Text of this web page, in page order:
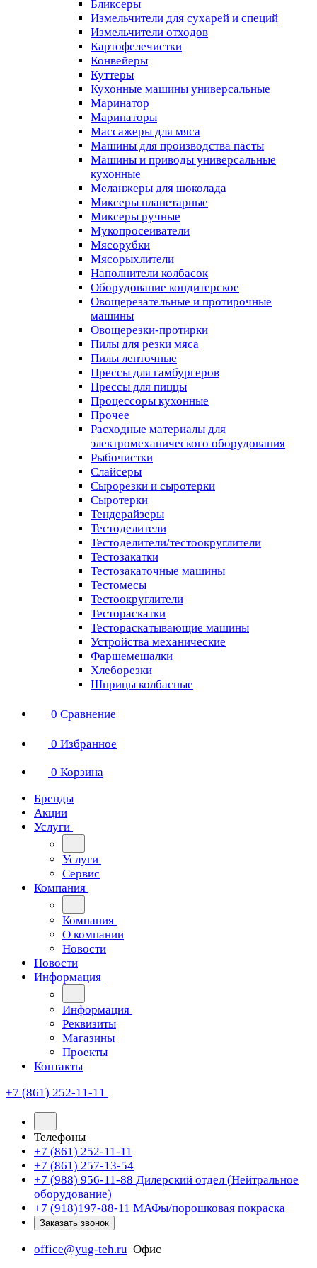
Бликсеры
Измельчители для сухарей и специй
Измельчители отходов
Картофелечистки
Конвейеры
Куттеры
Кухонные машины универсальные
Маринатор
Маринаторы
Массажеры для мяса
Машины для производства пасты
Машины и приводы универсальные
кухонные
Меланжеры для шоколада
Миксеры планетарные
Миксеры ручные
Мукопросеиватели
Мясорубки
Мясорыхлители
Наполнители колбасок
Оборудование кондитерское
Овощерезательные и протирочные
машины
Овощерезки-протирки
Пилы для резки мяса
Пилы ленточные
Прессы для гамбургеров
Прессы для пиццы
Процессоры кухонные
Прочее
Расходные материалы для
электромеханического оборудования
Рыбочистки
Слайсеры
Сырорезки и сыротерки
Сыротерки
Тендерайзеры
Тестоделители
Тестоделители/тестоокруглители
Тестозакатки
Тестозакаточные машины
Тестомесы
Тестоокруглители
Тестораскатки
Тестораскатывающие машины
Устройства механические
Фаршемешалки
Хлеборезки
Шприцы колбасные
0 Сравнение
0 Избранное
0 Корзина
Бренды
Акции
Услуги
Услуги
Сервис
Компания
Компания
О компании
Новости
Новости
Информация
Информация
Реквизиты
Магазины
Проекты
Контакты
+7 (861) 252-11-11
Телефоны
+7 (861) 252-11-11
+7 (861) 257-13-54
+7 (988) 956-11-88 Дилерский отдел (Нейтральное
оборудование)
+7 (918)197-88-11 МАФы/порошковая покраска
Заказать звонок
office@yug-teh.ru Офис